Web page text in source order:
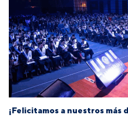
¡Felicitamos a nuestros más